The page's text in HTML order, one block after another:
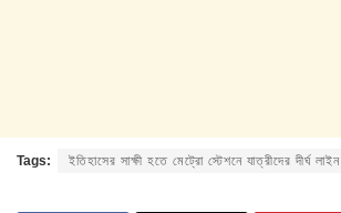
Tags: ইতিহাসের সাক্ষী হতে মেট্রো স্টেশনে যাত্রীদের দীর্ঘ লাইন